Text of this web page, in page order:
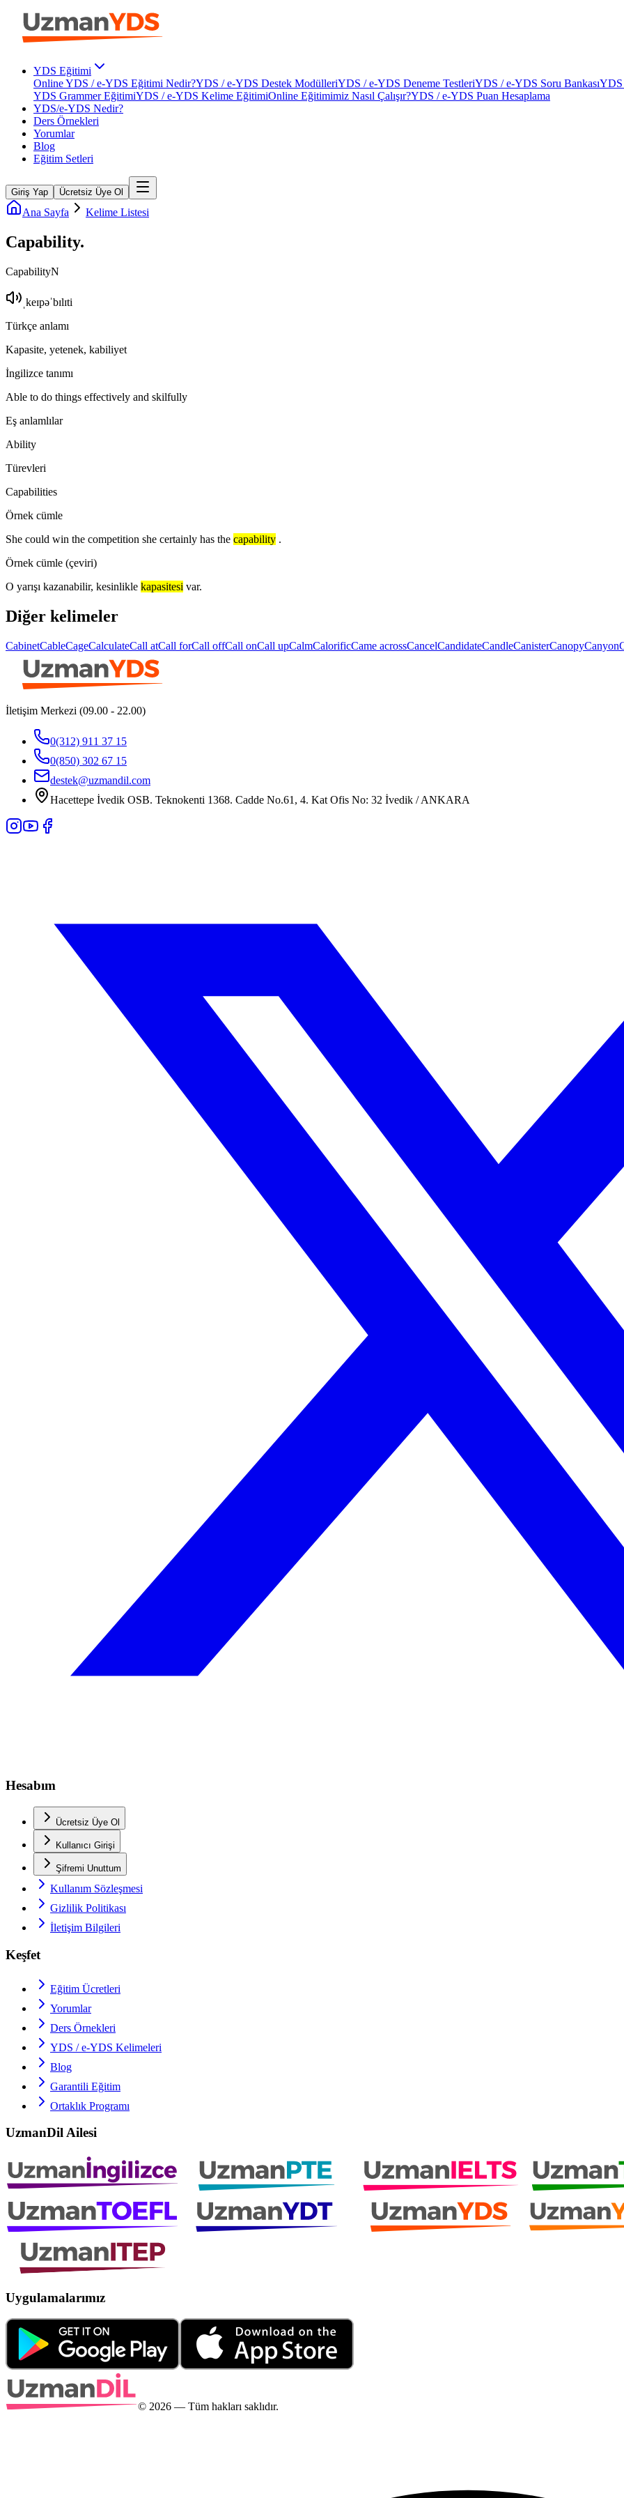
YDS Eğitimi
Online YDS / e-YDS Eğitimi Nedir?YDS / e-YDS Destek ModülleriYDS / e-YDS Deneme TestleriYDS / e-YDS Soru BankasıYDS
YDS Grammer EğitimiYDS / e-YDS Kelime EğitimiOnline Eğitimimiz Nasıl Çalışır?YDS / e-YDS Puan Hesaplama
YDS/e-YDS Nedir?
Ders Örnekleri
Yorumlar
Blog
Eğitim Setleri
Giriş Yap Ücretsiz Üye Ol
Ana Sayfa Kelime Listesi
Capability.
CapabilityN
ˌkeɪpəˈbɪlɪti
Türkçe anlamı
Kapasite, yetenek, kabiliyet
İngilizce tanımı
Able to do things effectively and skilfully
Eş anlamlılar
Ability
Türevleri
Capabilities
Örnek cümle
She could win the competition she certainly has the capability .
Örnek cümle (çeviri)
O yarışı kazanabilir, kesinlikle kapasitesi var.
Diğer kelimeler
CabinetCableCageCalculateCall atCall forCall offCall onCall upCalmCalorificCame acrossCancelCandidateCandleCanisterCanopyCanyon
İletişim Merkezi (09.00 - 22.00)
0(312) 911 37 15
0(850) 302 67 15
destek@uzmandil.com
Hacettepe İvedik OSB. Teknokenti 1368. Cadde No.61, 4. Kat Ofis No: 32 İvedik / ANKARA
Hesabım
Ücretsiz Üye Ol
Kullanıcı Girişi
Şifremi Unuttum
Kullanım Sözleşmesi
Gizlilik Politikası
İletişim Bilgileri
Keşfet
Eğitim Ücretleri
Yorumlar
Ders Örnekleri
YDS / e-YDS Kelimeleri
Blog
Garantili Eğitim
Ortaklık Programı
UzmanDil Ailesi
Uygulamalarımız
© 2026 — Tüm hakları saklıdır.